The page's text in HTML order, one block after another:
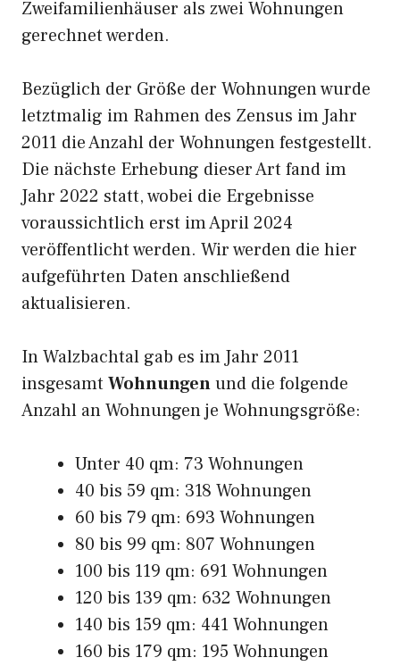
Zweifamilienhäuser als zwei Wohnungen
gerechnet werden.
Bezüglich der Größe der Wohnungen wurde
letztmalig im Rahmen des Zensus im Jahr
2011 die Anzahl der Wohnungen festgestellt.
Die nächste Erhebung dieser Art fand im
Jahr 2022 statt, wobei die Ergebnisse
voraussichtlich erst im April 2024
veröffentlicht werden. Wir werden die hier
aufgeführten Daten anschließend
aktualisieren.
In Walzbachtal gab es im Jahr 2011
insgesamt Wohnungenund die folgende
Anzahl an Wohnungen je Wohnungsgröße:
Unter 40 qm: 73 Wohnungen
40 bis 59 qm: 318 Wohnungen
60 bis 79 qm: 693 Wohnungen
80 bis 99 qm: 807 Wohnungen
100 bis 119 qm: 691 Wohnungen
120 bis 139 qm: 632 Wohnungen
140 bis 159 qm: 441 Wohnungen
160 bis 179 qm: 195 Wohnungen